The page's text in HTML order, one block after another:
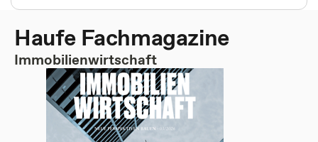
Haufe Fachmagazine
Immobilienwirtschaft